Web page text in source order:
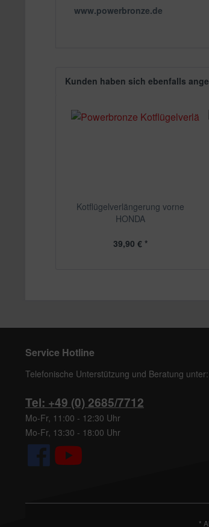
www.powerbronze.de
Kunden haben sich ebenfalls
Kotflügelverlängerung vorne
HONDA
39,90 € *
Service Hotline
Telefonische Unterstützung und Beratung unter:
Tel: +49 (0) 2685/7712
Mo-Fr, 11:00 - 12:30 Uhr
Mo-Fr, 13:30 - 18:00 Uhr
*